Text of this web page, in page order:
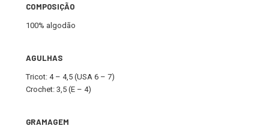
COMPOSIÇÃO
100% algodão
AGULHAS
Tricot: 4 – 4,5 (USA 6 – 7)
Crochet: 3,5 (E – 4)
GRAMAGEM